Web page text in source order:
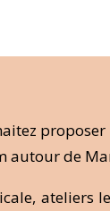
autour de
ateliers